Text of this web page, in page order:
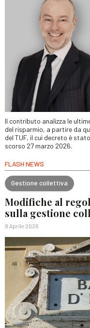
Il contributo analizza le
del risparmio, a partire da
del TUF, il cui decreto è
scorso 27 marzo 2026.
FLASH NEWS
Gestione collettiva
Modifiche al
sulla gestione
8 Aprile 2026